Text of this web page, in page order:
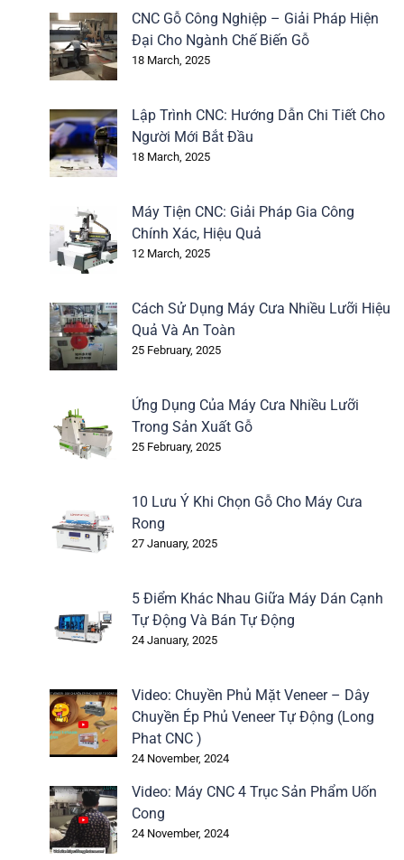
CNC Gỗ Công Nghiệp – Giải Pháp Hiện
Đại Cho Ngành Chế Biến Gỗ
18 March, 2025
Lập Trình CNC: Hướng Dẫn Chi Tiết Cho
Người Mới Bắt Đầu
18 March, 2025
Máy Tiện CNC: Giải Pháp Gia Công
Chính Xác, Hiệu Quả
12 March, 2025
Cách Sử Dụng Máy Cưa Nhiều Lưỡi Hiệu
Quả Và An Toàn
25 February, 2025
Ứng Dụng Của Máy Cưa Nhiều Lưỡi
Trong Sản Xuất Gỗ
25 February, 2025
10 Lưu Ý Khi Chọn Gỗ Cho Máy Cưa
Rong
27 January, 2025
5 Điểm Khác Nhau Giữa Máy Dán Cạnh
Tự Động Và Bán Tự Động
24 January, 2025
Video: Chuyền Phủ Mặt Veneer – Dây
Chuyền Ép Phủ Veneer Tự Động (Long
Phat CNC )
24 November, 2024
Video: Máy CNC 4 Trục Sản Phẩm Uốn
Cong
24 November, 2024